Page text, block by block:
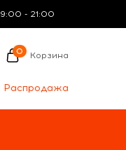
9:00 - 21:00
0 Корзина
Распродажа